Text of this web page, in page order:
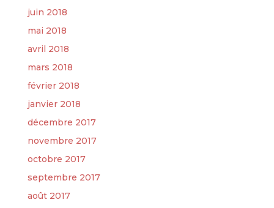
juin 2018
mai 2018
avril 2018
mars 2018
février 2018
janvier 2018
décembre 2017
novembre 2017
octobre 2017
septembre 2017
août 2017